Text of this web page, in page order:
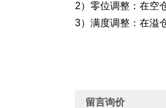
2）零位调整：在空
3）满度调整：在溢
留言询价